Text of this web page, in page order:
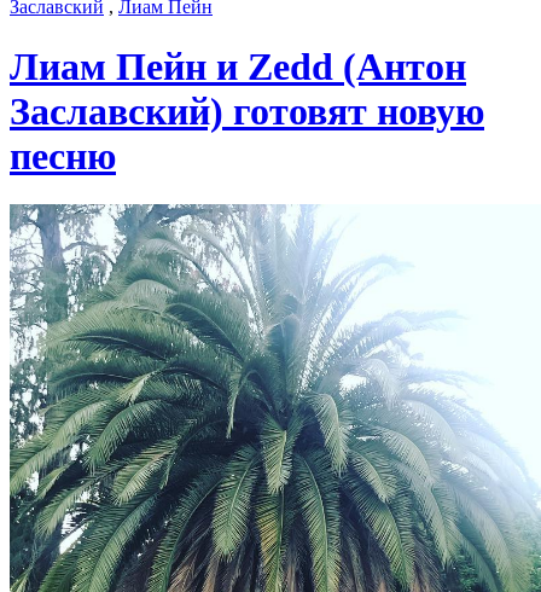
Заславский , Лиам Пейн
Лиам Пейн и Zedd (Антон
Заславский) готовят новую
песню